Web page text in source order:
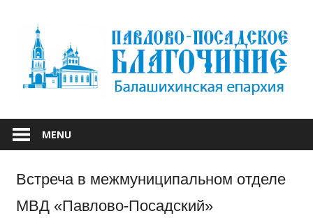
content
ПАВЛОВО-
ПОСАДСКОЕ
БЛАГОЧИНИЕ
MENU
Встреча в межмуниципальном отделе
МВД «Павлово-Посадский»